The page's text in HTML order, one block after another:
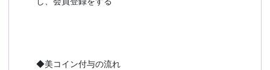
◆美コイン付与の流れ